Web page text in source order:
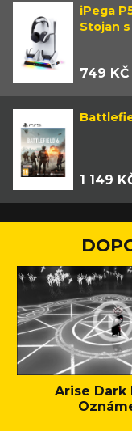
iPega
Stojan
749 KČ
1 149
Arise Dark